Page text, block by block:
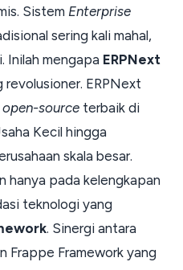
Sistem Enterprise
sering kali mahal,
Inilah mengapa ERPNext
ERPNext
open-source terbaik di
Kecil hingga
skala besar.
hanya pada kelengkapan
teknologi yang
. Sinergi antara
Frappe Framework yang